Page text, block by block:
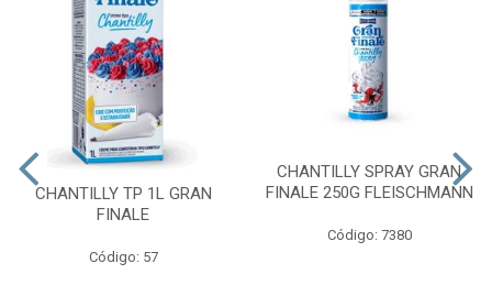
CHANTILLY TP 1L GRAN
FINALE
Código: 57
CHANTILLY SPRAY GRAN
FINALE 250G FLEISCHMANN
Código: 7380